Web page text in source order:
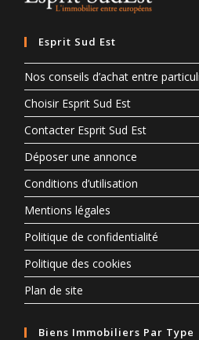
Esprit Sud Est
Nos conseils d’achat entre
Choisir Esprit Sud Est
Contacter Esprit Sud Est
Déposer une annonce
Conditions d’utilisation
Mentions légales
Politique de confidentialité
Politique des cookies
Plan de site
Biens Immobiliers Par Type